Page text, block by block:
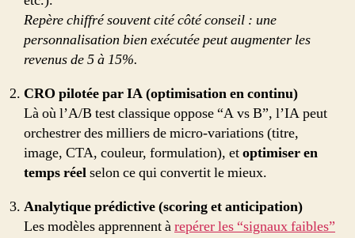
Repère chiffré souvent cité côté conseil : une
personnalisation bien exécutée peut augmenter les
revenus de 5 à 15%.
CRO pilotée par IA (optimisation en continu)
Là où l’A/B test classique oppose “A vs B”, l’IA peut
orchestrer des milliers de micro-variations (titre,
image, CTA, couleur, formulation), etoptimiser en
temps réelselon ce qui convertit le mieux.
Analytique prédictive (scoring et anticipation)
Les modèles apprennent àrepérer les “signaux faibles”